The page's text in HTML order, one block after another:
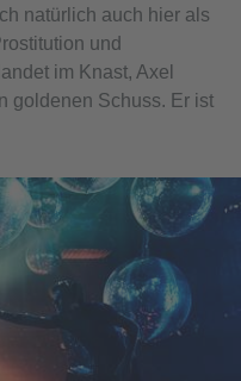
natürlich auch hier als
und
im Knast, Axel
goldenen Schuss. Er ist